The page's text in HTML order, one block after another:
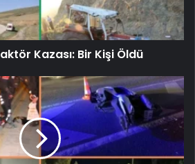
Kazası: Bir Kişi Öldü